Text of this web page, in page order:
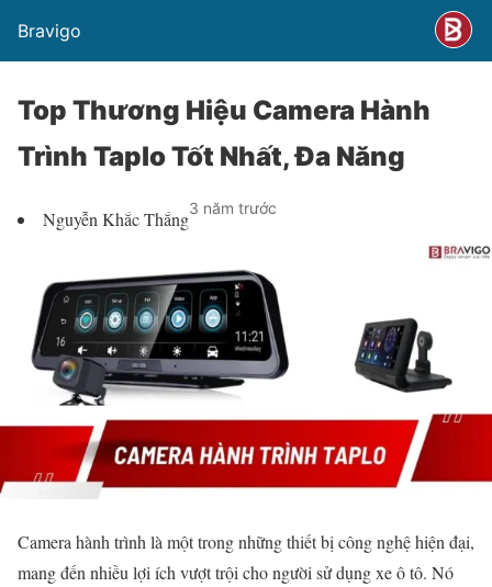
Bravigo
Top Thương Hiệu Camera Hành
Trình Taplo Tốt Nhất, Đa Năng
Nguyễn Khắc Thắng3 năm trước
Camera hành trình là một trong những thiết bị công nghệ hiện đại,
mang đến nhiều lợi ích vượt trội cho người sử dụng xe ô tô. Nó